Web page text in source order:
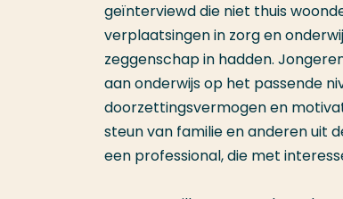
geïnterviewd die niet thuis
verplaatsingen in zorg en
zeggenschap in hadden.
aan onderwijs op het passende
doorzettingsvermogen en
steun van familie en anderen uit
een professional, die met